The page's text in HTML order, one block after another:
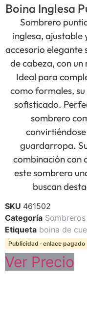
Boina Inglesa
Sombrero
inglesa, ajustable
accesorio elegante
de cabeza, con un
Ideal para
como formales,
sofisticado.
sombrero
convirtiéndose
guardarropa.
combinación con
este sombrero
buscan
SKU 461502
Categoría
Etiqueta boina de
Publicidad · enlace pagado
Ver Precio